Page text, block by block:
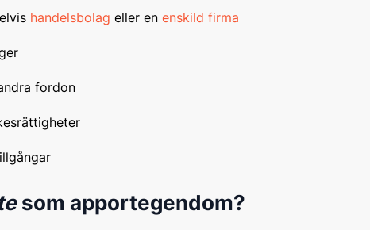
handelsbolag eller en enskild firma
fordon
som apportegendom?